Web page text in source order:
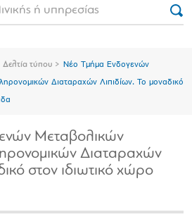
Δελτία τύπου Νέο Τμήμα Ενδογενών
Διαταραχών Λιπιδίων. To μοναδικό
Μεταβολικών
Διαταραχών
στον ιδιωτικό χώρο